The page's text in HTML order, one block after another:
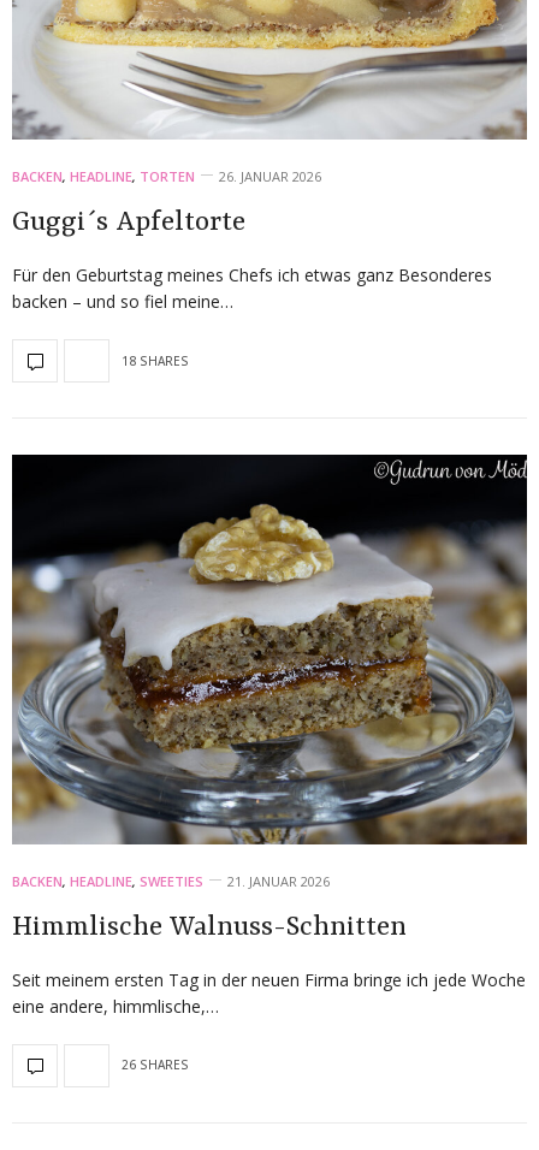
BACKEN, HEADLINE, TORTEN 26. JANUAR 2026
Guggi´s Apfeltorte
Für den Geburtstag meines Chefs ich etwas ganz Besonderes
backen – und so fiel meine…
18 SHARES
BACKEN, HEADLINE, SWEETIES 21. JANUAR 2026
Himmlische Walnuss-Schnitten
Seit meinem ersten Tag in der neuen Firma bringe ich jede Woche
eine andere, himmlische,…
26 SHARES